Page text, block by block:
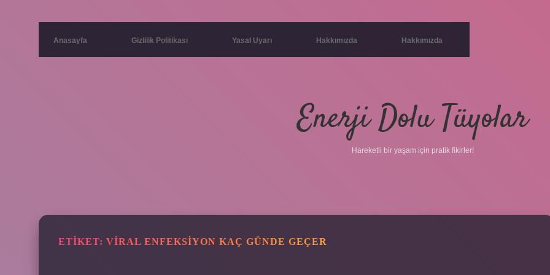
Anasayfa Gizlilik Politikası Yasal Uyarı Hakkımızda Hakkımızda
Enerji Dolu Tüyolar
Hareketli bir yaşam için pratik fikirler!
ETIKET: VIRAL ENFEKSIYON KAÇ GÜNDE GEÇER